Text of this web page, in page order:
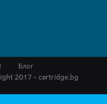
Блог
2017 - cartridge.bg